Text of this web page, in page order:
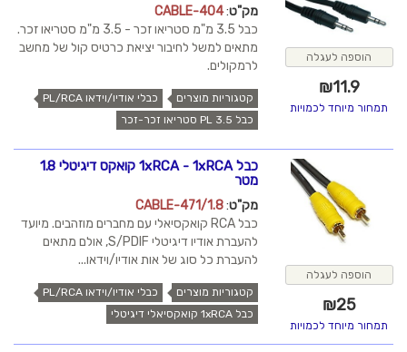
הוספה לעגלה
₪11.9
תמחור מיוחד לכמויות
מק"ט:
CABLE-404
כבל 3.5 מ"מ סטריאו זכר - 3.5 מ"מ סטריאו זכר.
מתאים למשל לחיבור יציאת כרטיס קול של מחשב
לרמקולים.
קטגוריות מוצרים
כבלי אודיו/וידאו PL/RCA
כבל PL 3.5 סטריאו זכר-זכר
הוספה לעגלה
₪25
תמחור מיוחד לכמויות
כבל 1xRCA - 1xRCA קואקס דיגיטלי 1.8
מטר
מק"ט:
CABLE-471/1.8
כבל RCA קואקסיאלי עם מחברים מוזהבים. מיועד
להעברת אודיו דיגיטלי S/PDIF, אולם מתאים
להעברת כל סוג של אות אודיו/וידאו...
קטגוריות מוצרים
כבלי אודיו/וידאו PL/RCA
כבל 1xRCA קואקסיאלי דיגיטלי